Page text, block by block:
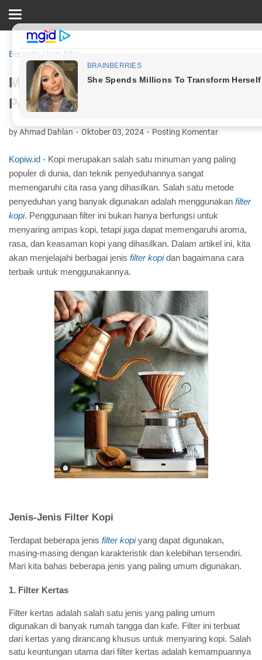
Beranda / kopi filter
Mengenal Jenis-Jenis Filter Kopi untuk
Penyajian yang Sempurna
by Ahmad Dahlan Oktober 03, 2024 Posting Komentar
Kopiw.id - Kopi merupakan salah satu minuman yang paling
populer di dunia, dan teknik penyeduhannya sangat
memengaruhi cita rasa yang dihasilkan. Salah satu metode
penyeduhan yang banyak digunakan adalah menggunakan filter
kopi. Penggunaan filter ini bukan hanya berfungsi untuk
menyaring ampas kopi, tetapi juga dapat memengaruhi aroma,
rasa, dan keasaman kopi yang dihasilkan. Dalam artikel ini, kita
akan menjelajahi berbagai jenis filter kopidan bagaimana cara
terbaik untuk menggunakannya.
Jenis-Jenis Filter Kopi
Terdapat beberapa jenis filter kopiyang dapat digunakan,
masing-masing dengan karakteristik dan kelebihan tersendiri.
Mari kita bahas beberapa jenis yang paling umum digunakan.
1. Filter Kertas
Filter kertas adalah salah satu jenis yang paling umum
digunakan di banyak rumah tangga dan kafe. Filter ini terbuat
dari kertas yang dirancang khusus untuk menyaring kopi. Salah
satu keuntungan utama dari filter kertas adalah kemampuannya